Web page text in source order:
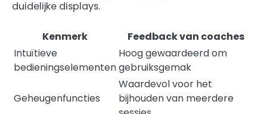
duidelijke displays.
Kenmerk
Feedback van coaches
Intuïtieve
bedieningselementen
Hoog gewaardeerd om
gebruiksgemak
Geheugenfuncties
Waardevol voor het
bijhouden van meerdere